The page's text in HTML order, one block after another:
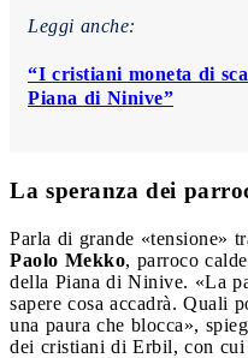
Leggi anche:
“I cristiani moneta di
Piana di Ninive”
La speranza dei
Parla di grande «tensione»
Paolo Mekko, parroco
della Piana di Ninive. «La
sapere cosa accadrà. Quali
una paura che blocca»,
dei cristiani di Erbil, con cui